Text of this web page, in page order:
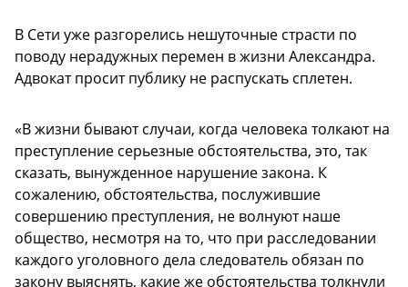
В Сети уже разгорелись нешуточные страсти по
поводу нерадужных перемен в жизни Александра.
Адвокат просит публику не распускать сплетен.
«В жизни бывают случаи, когда человека толкают на
преступление серьезные обстоятельства, это, так
сказать, вынужденное нарушение закона. К
сожалению, обстоятельства, послужившие
совершению преступления, не волнуют наше
общество, несмотря на то, что при расследовании
каждого уголовного дела следователь обязан по
закону выяснять, какие же обстоятельства толкнули